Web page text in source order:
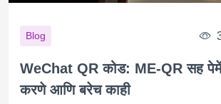
Blog
WeChat QR कोड: ME-QR सह
करणे आणि बरेच काही